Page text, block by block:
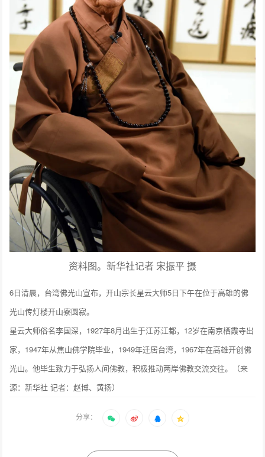
资料图。新华社记者 宋振平 摄
6日清晨，台湾佛光山宣布，开山宗长星云大师5日下午在位于高雄的佛
光山传灯楼开山寮圆寂。
星云大师俗名李国深，1927年8月出生于江苏江都，12岁在南京栖霞寺出
家，1947年从焦山佛学院毕业，1949年迁居台湾，1967年在高雄开创佛
光山。他毕生致力于弘扬人间佛教，积极推动两岸佛教交流交往。（来
源：新华社 记者：赵博、黄扬）
分享：